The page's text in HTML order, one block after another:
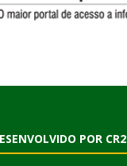
POR CR2